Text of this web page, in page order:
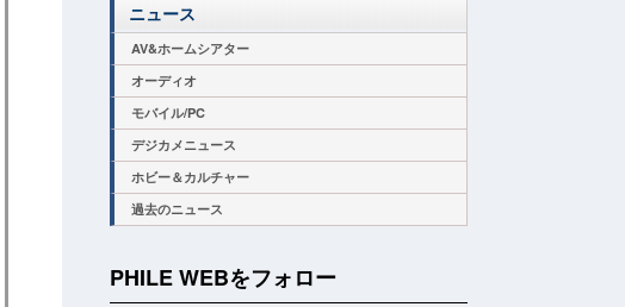
ニュース
AV&ホームシアター
オーディオ
モバイル/PC
デジカメニュース
ホビー＆カルチャー
過去のニュース
PHILE WEBをフォロー